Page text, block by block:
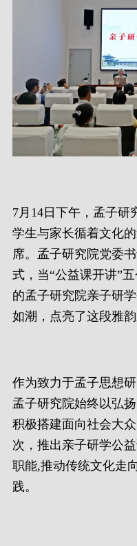
7月14日下午，孟子研
学生与家长循着文化
席。孟子研究院党委
式，当“公益课开讲”
的孟子研究院亲子研
如潮，点亮了这段雅韵
作为致力于孟子思想
孟子研究院始终以弘
积极搭建面向社会大
次，推出亲子研学公
职能,推动传统文化走
践。